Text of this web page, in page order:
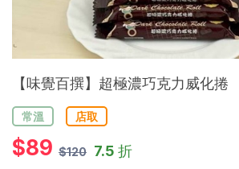
【味覺百撰】超極濃巧克力威化捲
常溫 店取
$89 $120 7.5 折